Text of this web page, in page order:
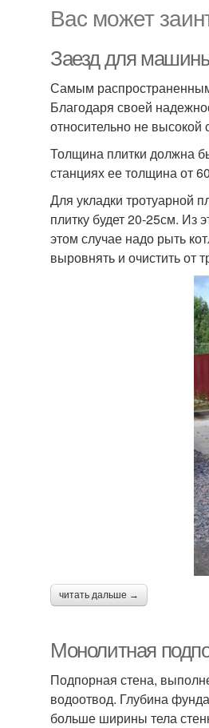
Вас может
Заезд для
Самым
Благодаря своей
относительно не высокой
Толщина плитки должна
станциях ее толщина от
Для укладки тротуарной
плитку будет 20-25см. Из
этом случае надо рыть
выровнять и очистить от
читать дальше →
Монолитная
Подпорная стена,
водоотвод. Глубина
больше ширины тела